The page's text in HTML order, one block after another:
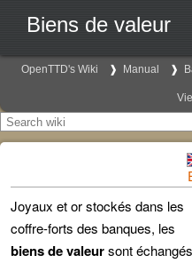
Biens de valeur
OpenTTD's Wiki Manual
Joyaux et or stockés dans les
coffre-forts des banques, les
biens de valeursont échangés